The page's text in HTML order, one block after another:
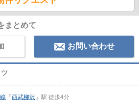
まとめて
お問い合わせ
「 西武柳沢 」駅 徒歩4分